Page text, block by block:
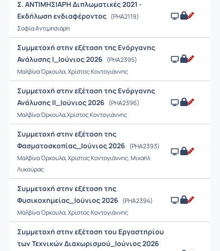
Σ. ΑΝΤΙΜΗΣΙΑΡΗ Διπλωματικές 2021 -
Εκδήλωση ενδιαφέροντος (PHA2119)
Σοφία Αντιμησιάρη
Συμμετοχή στην εξέταση της Ενόργανης
Ανάλυσης Ι_Ιούνιος 2026 (PHA2395)
Μαλβίνα Όρκουλα, Χρίστος Κοντογιάννης
Συμμετοχή στην εξέταση της Ενόργανης
Ανάλυσης ΙΙ_Ιούνιος 2026 (PHA2396)
Μαλβίνα Όρκουλα,Χρίστος Κοντογιάννης
Συμμετοχή στην εξέταση της
Φασματοσκοπίας_Ιούνιος 2026 (PHA2393)
Μαλβίνα Όρκουλα, Χρίστος Κοντογιάννης, Μιχαήλ
Λυκούρας
Συμμετοχή στην εξέταση της
Φυσικοχημείας_Ιούνιος 2026 (PHA2394)
Μαλβίνα Όρκουλα, Χρίστος Κοντογιάννης
Συμμετοχή στην εξέταση του Εργαστηρίου
των Τεχνικών Διαχωρισμού_Ιούνιος 2026